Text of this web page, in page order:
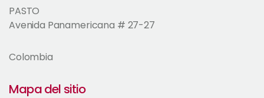
PASTO
Avenida Panamericana # 27-27
Colombia
Mapa del sitio